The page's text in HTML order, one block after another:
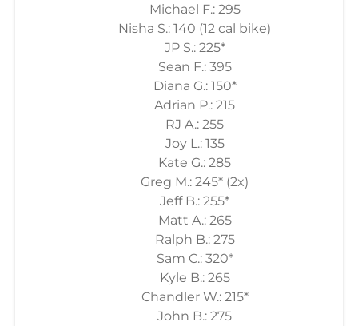
Michael F.: 295
Nisha S.: 140 (12 cal bike)
JP S.: 225*
Sean F.: 395
Diana G.: 150*
Adrian P.: 215
RJ A.: 255
Joy L.: 135
Kate G.: 285
Greg M.: 245* (2x)
Jeff B.: 255*
Matt A.: 265
Ralph B.: 275
Sam C.: 320*
Kyle B.: 265
Chandler W.: 215*
John B.: 275